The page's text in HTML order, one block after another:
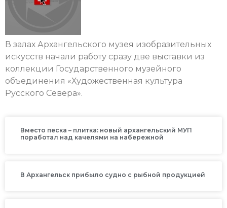
В залах Архангельского музея изобразительных
искусств начали работу сразу две выставки из
коллекции Государственного музейного
объединения «Художественная культура
Русского Севера».
Вместо песка – плитка: новый архангельский МУП
поработал над качелями на набережной
В Архангельск прибыло судно с рыбной продукцией